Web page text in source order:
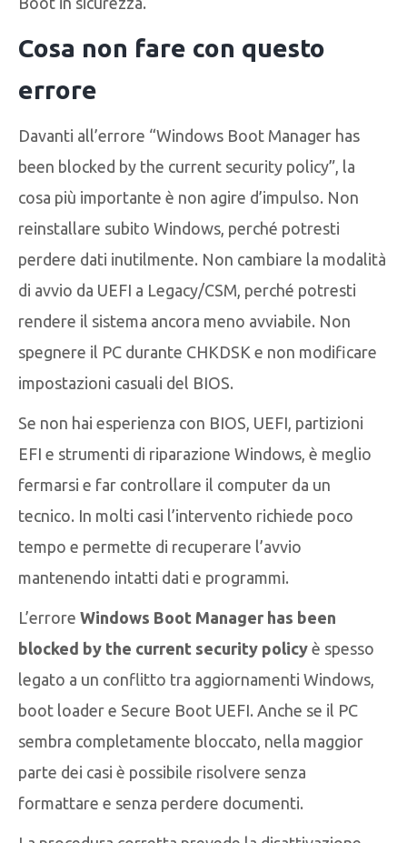
Cosa non fare con questo
errore
Davanti all’errore “Windows Boot Manager has
been blocked by the current security policy”, la
cosa più importante è non agire d’impulso. Non
reinstallare subito Windows, perché potresti
perdere dati inutilmente. Non cambiare la modalità
di avvio da UEFI a Legacy/CSM, perché potresti
rendere il sistema ancora meno avviabile. Non
spegnere il PC durante CHKDSK e non modificare
impostazioni casuali del BIOS.
Se non hai esperienza con BIOS, UEFI, partizioni
EFI e strumenti di riparazione Windows, è meglio
fermarsi e far controllare il computer da un
tecnico. In molti casi l’intervento richiede poco
tempo e permette di recuperare l’avvio
mantenendo intatti dati e programmi.
L’errore Windows Boot Manager has been
blocked by the current security policy è spesso
legato a un conflitto tra aggiornamenti Windows,
boot loader e Secure Boot UEFI. Anche se il PC
sembra completamente bloccato, nella maggior
parte dei casi è possibile risolvere senza
formattare e senza perdere documenti.